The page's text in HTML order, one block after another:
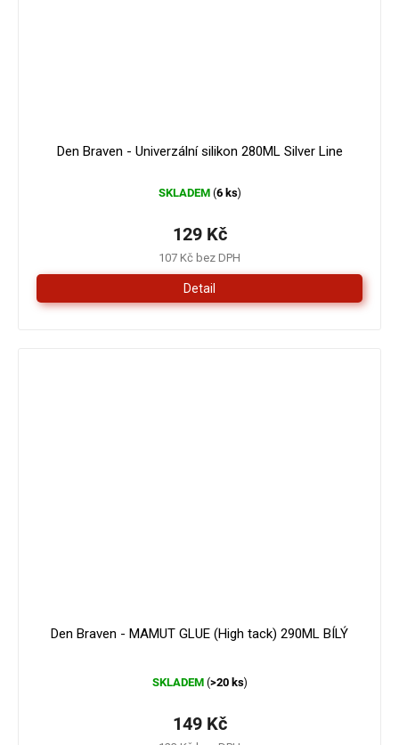
Den Braven - Univerzální silikon 280ML Silver Line
SKLADEM (6 ks)
107 Kč bez DPH
129 Kč
Detail
Den Braven - MAMUT GLUE (High tack) 290ML BÍLÝ
hodnocení
je
4,3
SKLADEM (>20 ks)
149 Kč